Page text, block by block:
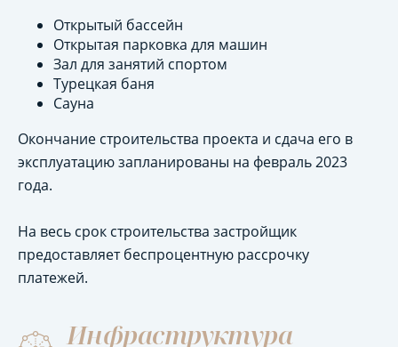
Открытый бассейн
Открытая парковка для машин
Зал для занятий спортом
Турецкая баня
Сауна
Окончание строительства проекта и сдача его в
эксплуатацию запланированы на февраль 2023
года.
На весь срок строительства застройщик
предоставляет беспроцентную рассрочку
платежей.
Инфраструктура